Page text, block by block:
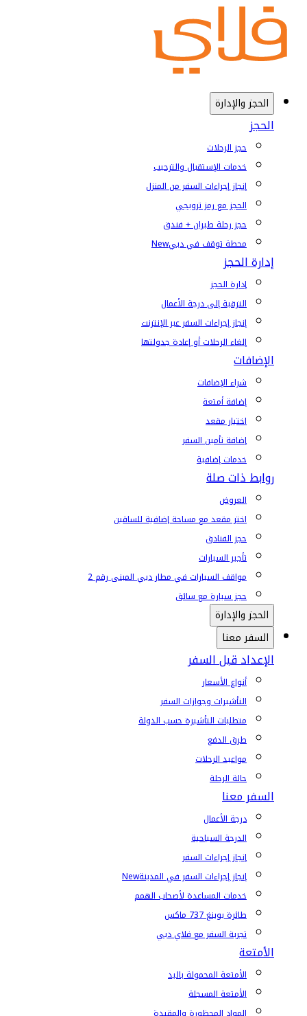
الحجز والإدارة
الحجز
حجز الرحلات
خدمات الإستقبال والترحيب
إنجاز إجراءات السفر من المنزل
الحجز مع رمز ترويجي
حجز رحلة طيران + فندق
محطة توقف في دبيNew
إدارة الحجز
إدارة الحجز
الترقية إلى درجة الأعمال
إنجاز إجراءات السفر عبر الإنترنت
إلغاء الرحلات أو إعادة جدولتها
الإضافات
شراء الإضافات
إضافة أمتعة
اختيار مقعد
إضافة تأمين السفر
خدمات إضافية
روابط ذات صلة
العروض
اختر مقعد مع مساحة إضافية للساقين
حجز الفنادق
تأجير السيارات
مواقف السيارات في مطار دبي المبنى رقم 2
حجز سيارة مع سائق
الحجز والإدارة
السفر معنا
الإعداد قبل السفر
أنواع الأسعار
التأشيرات وجوازات السفر
متطلبات التأشيرة حسب الدولة
طرق الدفع
مواعيد الرحلات
حالة الرحلة
السفر معنا
درجة الأعمال
الدرجة السياحية
إنجاز إجراءات السفر
إنجاز إجراءات السفر في المدينةNew
خدمات المساعدة لأصحاب الهمم
طائرة بوينغ 737 ماكس
تجربة السفر مع فلاي دبي
الأمتعة
الأمتعة المحمولة باليد
الأمتعة المسجلة